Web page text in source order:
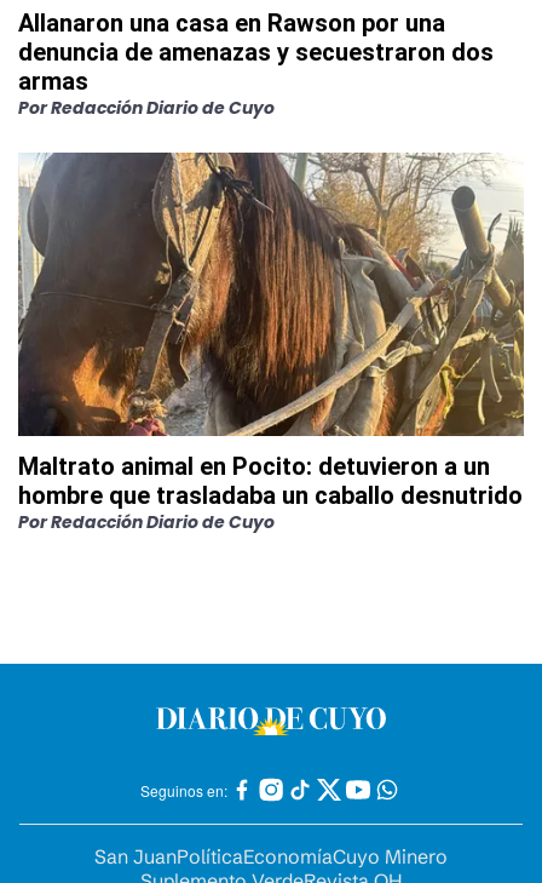
Allanaron una casa en Rawson por una
denuncia de amenazas y secuestraron dos
armas
PorRedacción Diario de Cuyo
Maltrato animal en Pocito: detuvieron a un
hombre que trasladaba un caballo desnutrido
PorRedacción Diario de Cuyo
Seguinos en:
San JuanPolíticaEconomíaCuyo Minero